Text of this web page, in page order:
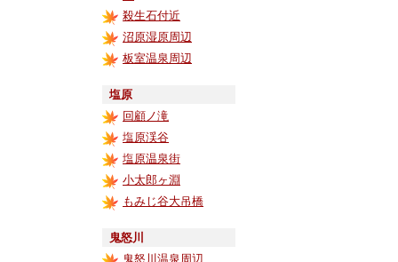
殺生石付近
沼原湿原周辺
板室温泉周辺
塩原
回顧ノ滝
塩原渓谷
塩原温泉街
小太郎ヶ淵
もみじ谷大吊橋
鬼怒川
鬼怒川温泉周辺